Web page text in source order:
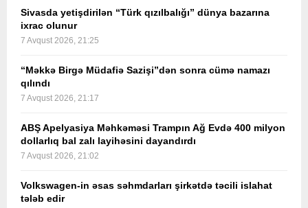
Sivasda yetişdirilən “Türk qızılbalığı” dünya bazarına
ixrac olunur
7 Avqust 2026, 21:25
“Məkkə Birgə Müdafiə Sazişi”dən sonra cümə namazı
qılındı
7 Avqust 2026, 21:17
ABŞ Apelyasiya Məhkəməsi Trampın Ağ Evdə 400 milyon
dollarlıq bal zalı layihəsini dayandırdı
7 Avqust 2026, 21:02
Volkswagen-in əsas səhmdarları şirkətdə təcili islahat
tələb edir